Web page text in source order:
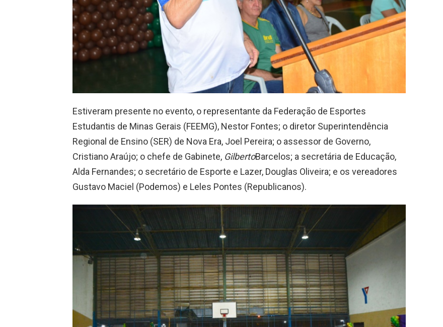
Estiveram presente no evento, o representante da Federação de Esportes
Estudantis de Minas Gerais (FEEMG), Nestor Fontes; o diretor Superintendência
Regional de Ensino (SER) de Nova Era, Joel Pereira; o assessor de Governo,
Cristiano Araújo; o chefe de Gabinete, GilbertoBarcelos; a secretária de Educação,
Alda Fernandes; o secretário de Esporte e Lazer, Douglas Oliveira; e os vereadores
Gustavo Maciel (Podemos) e Leles Pontes (Republicanos).